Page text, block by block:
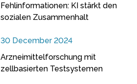
Fehlinformationen: KI stärkt den
sozialen Zusammenhalt
30 December 2024
Arzneimittelforschung mit
zellbasierten Testsystemen